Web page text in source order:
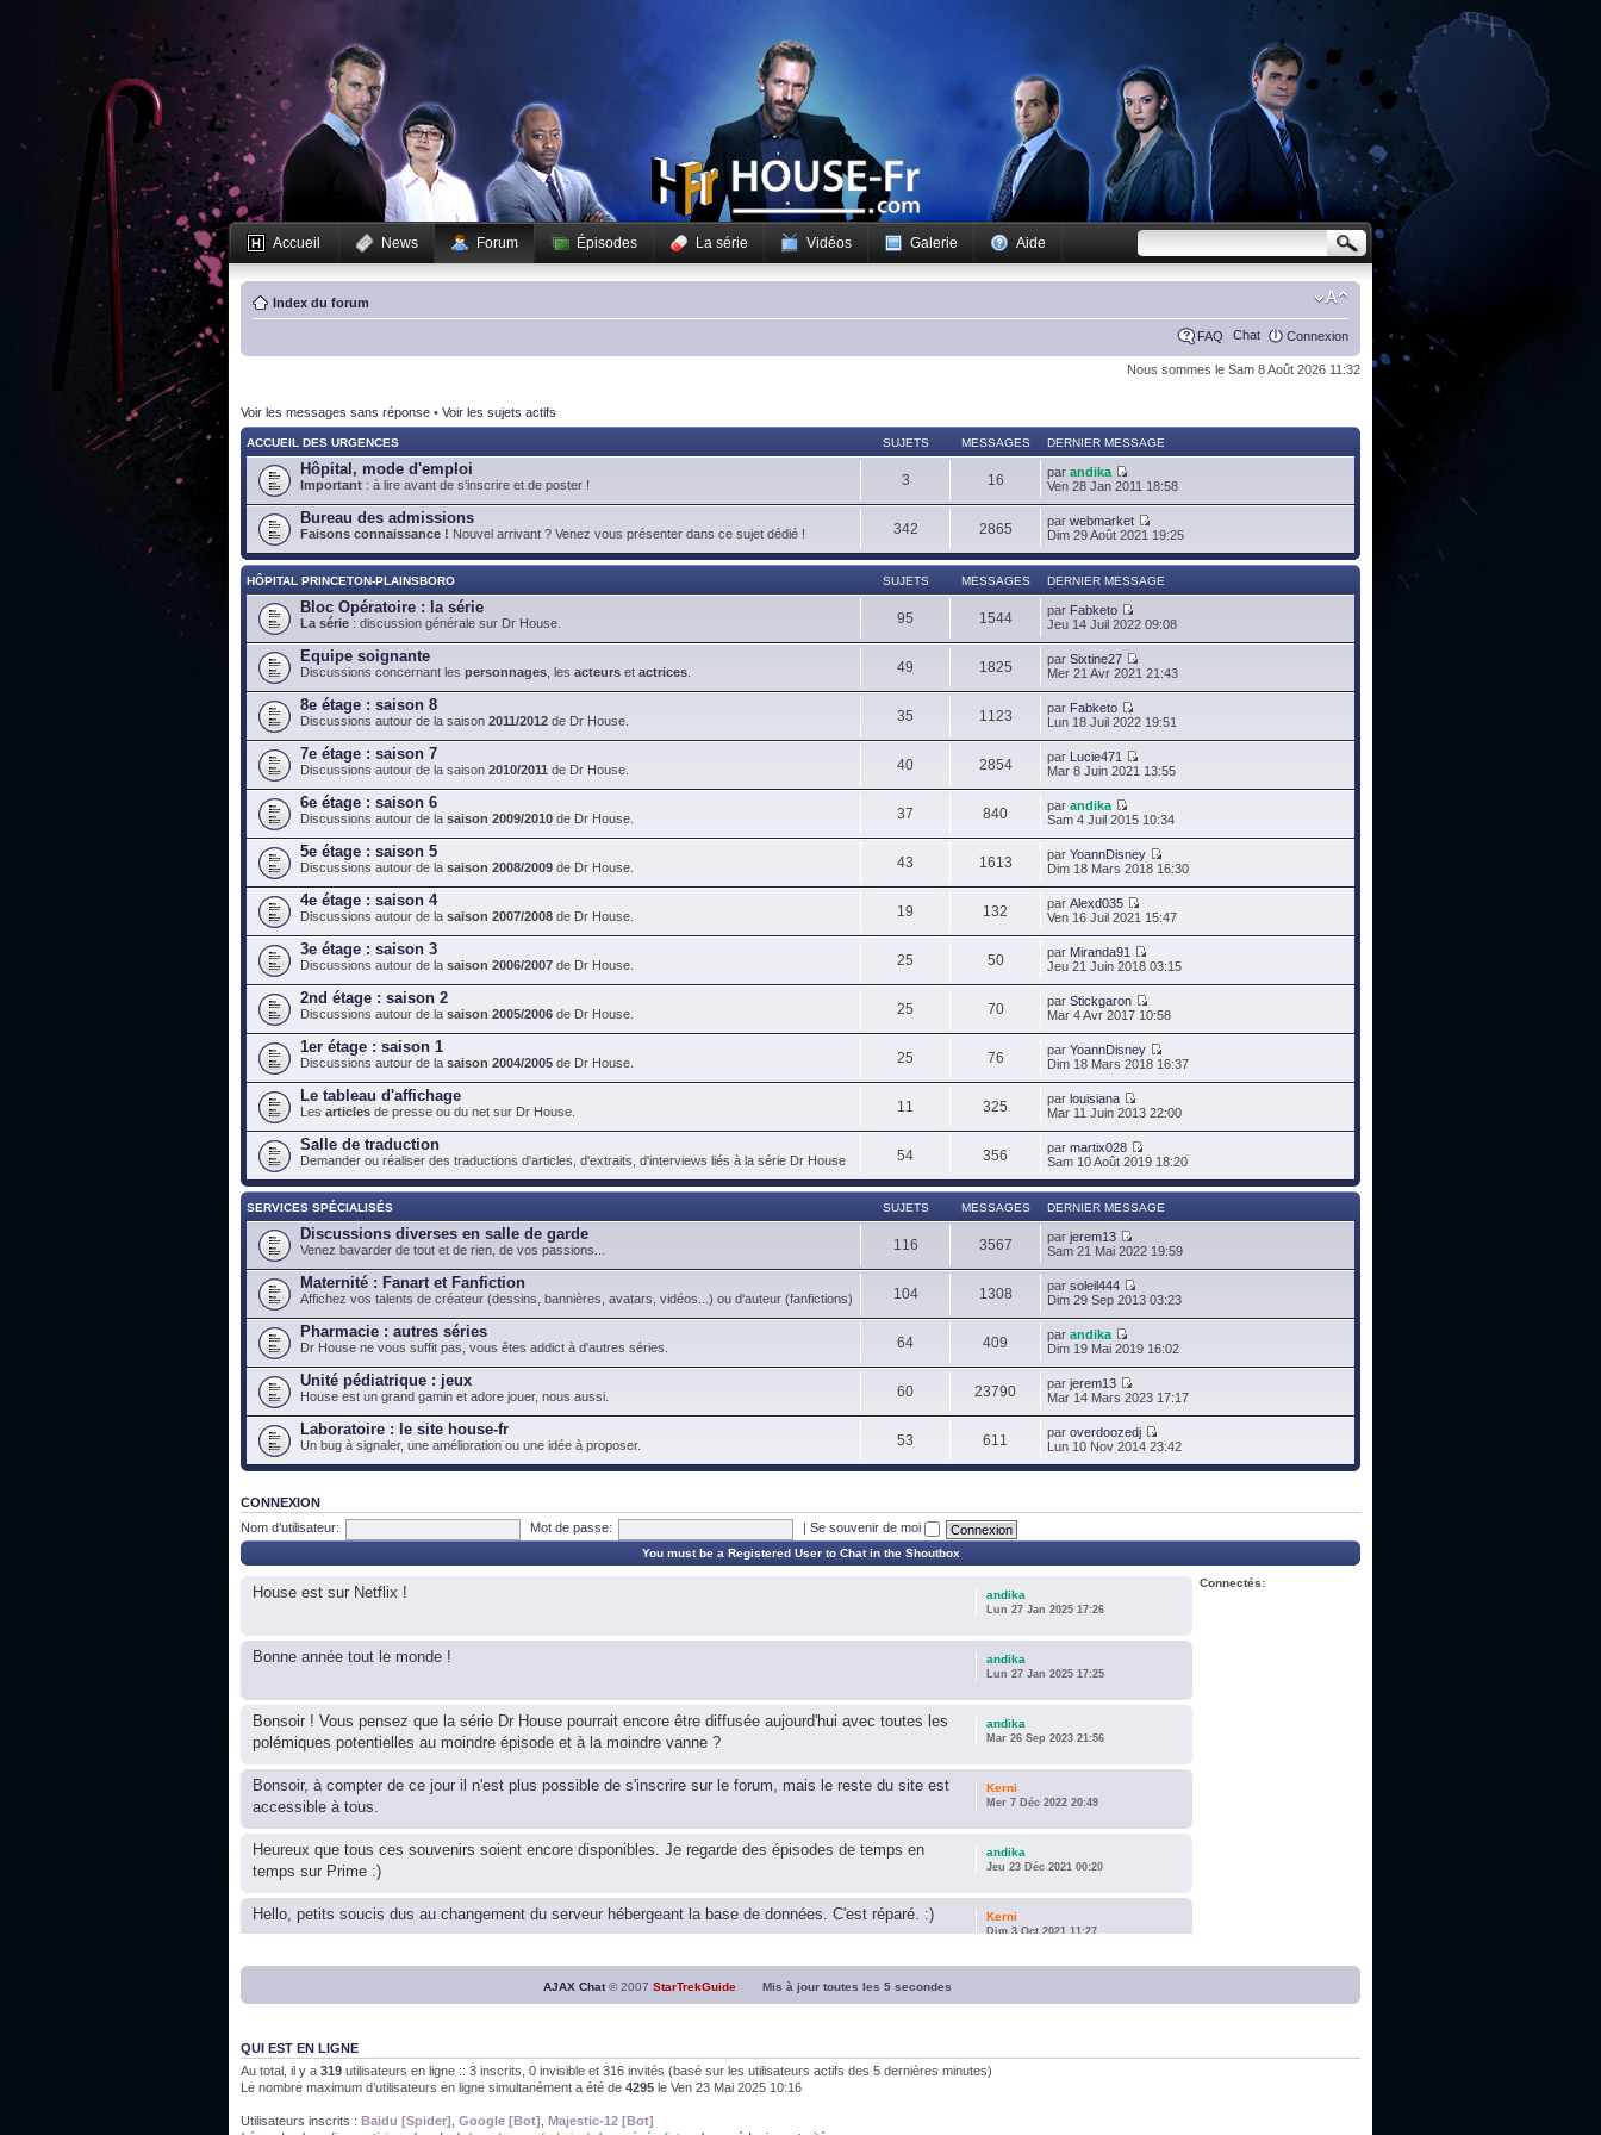
Accueil News Forum Épisodes La série Vidéos Galerie Aide
Index du forum
FAQ Chat Connexion
Nous sommes le Sam 8 Août 2026 11:32
Voir les messages sans réponse • Voir les sujets actifs
ACCUEIL DES URGENCES SUJETS MESSAGES DERNIER MESSAGE
Hôpital, mode d'emploi
Important : à lire avant de s'inscrire et de poster ! 3 16 par andika
Ven 28 Jan 2011 18:58
Bureau des admissions
Faisons connaissance ! Nouvel arrivant ? Venez vous présenter dans ce sujet dédié ! 342 2865 par webmarket
Dim 29 Août 2021 19:25
HÔPITAL PRINCETON-PLAINSBORO SUJETS MESSAGES DERNIER MESSAGE
Bloc Opératoire : la série
La série : discussion générale sur Dr House. 95 1544 par Fabketo
Jeu 14 Juil 2022 09:08
Equipe soignante
Discussions concernant les personnages , les acteurs et actrices 49 1825 par Sixtine27
Mer 21 Avr 2021 21:43
8e étage : saison 8
Discussions autour de la saison 2011/2012 de Dr House. 35 1123 par Fabketo
Lun 18 Juil 2022 19:51
7e étage : saison 7
Discussions autour de la saison 2010/2011 de Dr House. 40 2854 par Lucie471
Mar 8 Juin 2021 13:55
6e étage : saison 6
Discussions autour de la saison 2009/2010 de Dr House. 37 840 par andika
Sam 4 Juil 2015 10:34
5e étage : saison 5
Discussions autour de la saison 2008/2009 de Dr House. 43 1613 par YoannDisney
Dim 18 Mars 2018 16:30
4e étage : saison 4
Discussions autour de la saison 2007/2008 de Dr House. 19 132 par Alexd035
Ven 16 Juil 2021 15:47
3e étage : saison 3
Discussions autour de la saison 2006/2007 de Dr House. 25 50 par Miranda91
Jeu 21 Juin 2018 03:15
2nd étage : saison 2
Discussions autour de la saison 2005/2006 de Dr House. 25 70 par Stickgaron
Mar 4 Avr 2017 10:58
1er étage : saison 1
Discussions autour de la saison 2004/2005 de Dr House. 25 76 par YoannDisney
Dim 18 Mars 2018 16:37
Le tableau d'affichage
Les articles de presse ou du net sur Dr House. 11 325 par louisiana
Mar 11 Juin 2013 22:00
Salle de traduction
Demander ou réaliser des traductions d'articles, d'extraits, d'interviews liés à la série Dr House 54 356 par martix028
Sam 10 Août 2019 18:20
SERVICES SPÉCIALISÉS SUJETS MESSAGES DERNIER MESSAGE
Discussions diverses en salle de garde
Venez bavarder de tout et de rien, de vos passions... 116 3567 par jerem13
Sam 21 Mai 2022 19:59
Maternité : Fanart et Fanfiction
Affichez vos talents de créateur (dessins, bannières, avatars, vidéos...) ou d'auteur (fanfictions) 104 1308 par soleil444
Dim 29 Sep 2013 03:23
Pharmacie : autres séries
Dr House ne vous suffit pas, vous êtes addict à d'autres séries. 64 409 par andika
Dim 19 Mai 2019 16:02
Unité pédiatrique : jeux
House est un grand gamin et adore jouer, nous aussi. 60 23790 par jerem13
Mar 14 Mars 2023 17:17
Laboratoire : le site house-fr
Un bug à signaler, une amélioration ou une idée à proposer. 53 611 par overdoozedj
Lun 10 Nov 2014 23:42
CONNEXION
Nom d’utilisateur:
Mot de passe: Se souvenir de moi
You must be a Registered User to Chat in the Shoutbox
House est sur Netflix ! andika
Lun 27 Jan 2025 17:26
Bonne année tout le monde ! andika
Lun 27 Jan 2025 17:25
Bonsoir ! Vous pensez que la série Dr House pourrait encore être diffusée aujourd'hui avec toutes les
polémiques potentielles au moindre épisode et à la moindre vanne ?
andika
Mar 26 Sep 2023 21:56
Bonsoir, à compter de ce jour il n'est plus possible de s'inscrire sur le forum, mais le reste du site est
accessible à tous.
Kerni
Mer 7 Déc 2022 20:49
Heureux que tous ces souvenirs soient encore disponibles. Je regarde des épisodes de temps en
temps sur Prime :)
andika
Jeu 23 Déc 2021 00:20
Hello, petits soucis dus au changement du serveur hébergeant la base de données. C'est réparé. :) Kerni
Dim 3 Oct 2021 11:27
Bon, 2020, ça n'a pas trop marché. JE vous souhaite une année 2021 plus belle que 2020 !
J'ai l'impression que nous n'avons pas fait les survivor des épisodes issus des saisons 6; 7 et 8 !
Dim 26 Avr 2020 14:19
Connectés:
AJAX Chat© 2007 StarTrekGuide Mis à jour toutes les 5 secondes
QUI EST EN LIGNE
Au total, il y a 319 utilisateurs en ligne :: 3 inscrits, 0 invisible et 316 invités (basé sur les utilisateurs actifs des 5 dernières minutes)
Le nombre maximum d’utilisateurs en ligne simultanément a été de 4295 le Ven 23 Mai 2025 10:16
Utilisateurs inscrits : Baidu [Spider] Google [Bot] Majestic-12 [Bot]